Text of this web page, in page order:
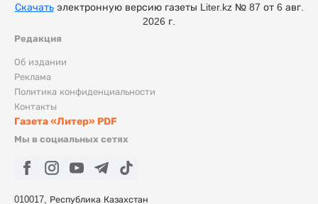
Редакция
Об издании
Реклама
Политика конфиденциальности
Контакты
Газета «Литер» PDF
Мы в социальных сетях
010017, Республика Казахстан
Скачатьэлектронную версию газеты Liter.kz № 87 от 6 авг.
2026 г.